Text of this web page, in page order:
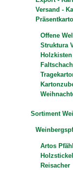
Versand -
Offene
Struktura
Holzkisten
Sortiment
Artos
Holzstickel
Reisacher